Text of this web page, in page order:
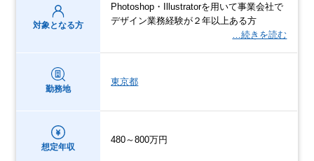
対象となる方
Photoshop・Illustratorを用いて事業会社で
デザイン業務経験が２年以上ある方
…続きを読む
勤務地
東京都
想定年収
480～800万円